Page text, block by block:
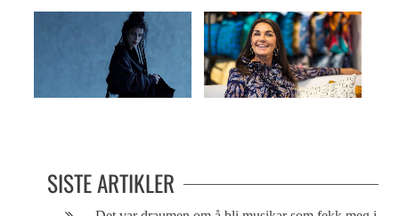
SISTE ARTIKLER